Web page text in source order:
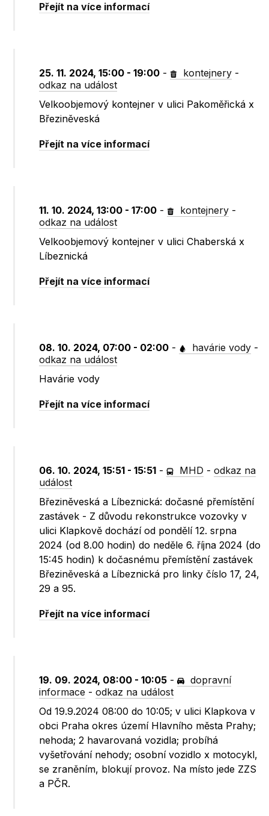
Přejít na více informací
25. 11. 2024, 15:00 - 19:00 - kontejnery -
odkaz na událost
Velkoobjemový kontejner v ulici Pakoměřická x
Březiněveská
Přejít na více informací
11. 10. 2024, 13:00 - 17:00 - kontejnery -
odkaz na událost
Velkoobjemový kontejner v ulici Chaberská x
Líbeznická
Přejít na více informací
08. 10. 2024, 07:00 - 02:00 - havárie vody -
odkaz na událost
Havárie vody
Přejít na více informací
06. 10. 2024, 15:51 - 15:51 - MHD -odkaz na
událost
Březiněveská a Líbeznická: dočasné přemístění
zastávek - Z důvodu rekonstrukce vozovky v
ulici Klapkově dochází od pondělí 12. srpna
2024 (od 8.00 hodin) do neděle 6. října 2024 (do
15:45 hodin) k dočasnému přemístění zastávek
Březiněveská a Líbeznická pro linky číslo 17, 24,
29 a 95.
Přejít na více informací
19. 09. 2024, 08:00 - 10:05 -
dopravní
informace -odkaz na událost
Od 19.9.2024 08:00 do 10:05; v ulici Klapkova v
obci Praha okres území Hlavního města Prahy;
nehoda; 2 havarovaná vozidla; probíhá
vyšetřování nehody; osobní vozidlo x motocykl,
se zraněním, blokují provoz. Na místo jede ZZS
a PČR.